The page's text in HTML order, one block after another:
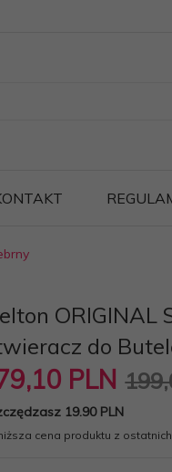
ORIGINAL
do
10 PLN
19.90 PLN
cena produktu z